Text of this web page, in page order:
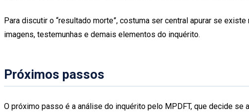
Para discutir o “resultado morte”, costuma ser central apurar se
imagens, testemunhas e demais elementos do inquérito.
Próximos passos
O próximo passo é a análise do inquérito pelo MPDFT, que decide